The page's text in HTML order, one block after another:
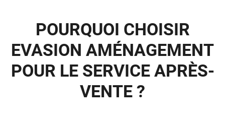
POURQUOI CHOISIR
EVASION AMÉNAGEMENT
POUR LE SERVICE APRÈS-
VENTE ?